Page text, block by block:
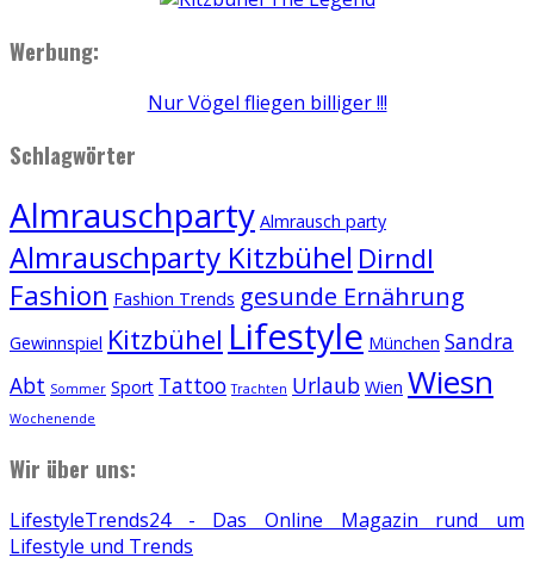
Werbung:
Nur Vögel fliegen billiger !!!
Schlagwörter
Almrauschparty Almrausch party
Almrauschparty Kitzbühel Dirndl
Fashion Fashion Trends gesunde Ernährung
Gewinnspiel Kitzbühel Lifestyle München Sandra
Abt Sommer Sport Tattoo Trachten Urlaub Wien Wiesn
Wochenende
Wir über uns:
LifestyleTrends24 - Das Online Magazin rund um
Lifestyle und Trends